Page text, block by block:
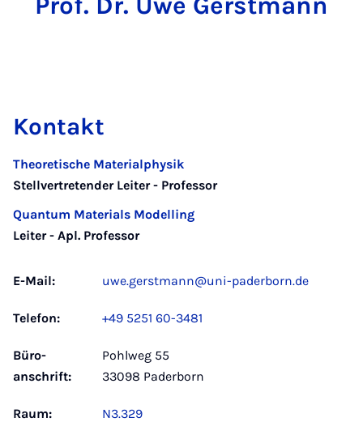
Kontakt
Theoretische Materialphysik
Stellvertretender Leiter - Professor
Quantum Materials Modelling
Leiter - Apl. Professor
E-Mail: uwe.gerstmann@uni-paderborn.de
Telefon: +49 5251 60-3481
Büro­
anschrift:
Pohlweg 55
33098 Paderborn
Raum: N3.329